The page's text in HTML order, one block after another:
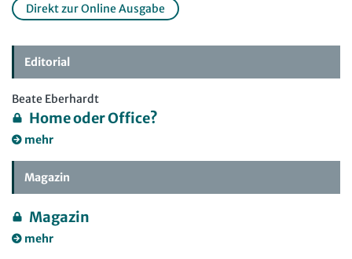
Direkt zur Online Ausgabe
Editorial
Beate Eberhardt
Home oder Office?
mehr
Magazin
Magazin
mehr